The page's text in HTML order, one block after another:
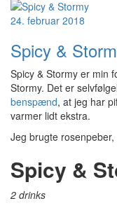
24. februar 2018
Spicy &
Spicy & Stormy er min
Stormy. Det er
benspænd, at jeg har
varmer lidt ekstra.
Jeg brugte
Spicy &
2 drinks